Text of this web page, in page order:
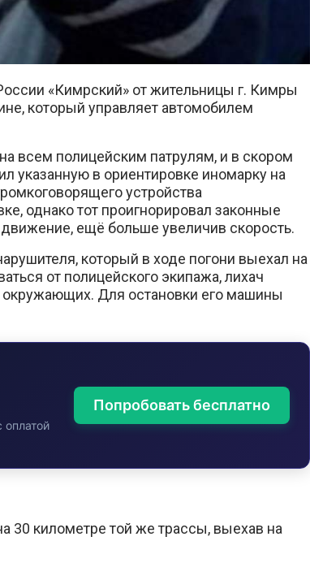
«Кимрский» от жительницы г. Кимры
который управляет автомобилем
всем полицейским патрулям, и в скором
указанную в ориентировке иномарку на
устройства
однако тот проигнорировал законные
ещё больше увеличив скорость.
который в ходе погони выехал на
от полицейского экипажа, лихач
Для остановки его машины
оплатой
Попробовать бесплатно
30 километре той же трассы, выехав на